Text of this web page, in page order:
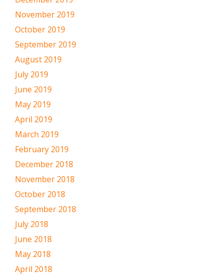
November 2019
October 2019
September 2019
August 2019
July 2019
June 2019
May 2019
April 2019
March 2019
February 2019
December 2018
November 2018
October 2018
September 2018
July 2018
June 2018
May 2018
April 2018